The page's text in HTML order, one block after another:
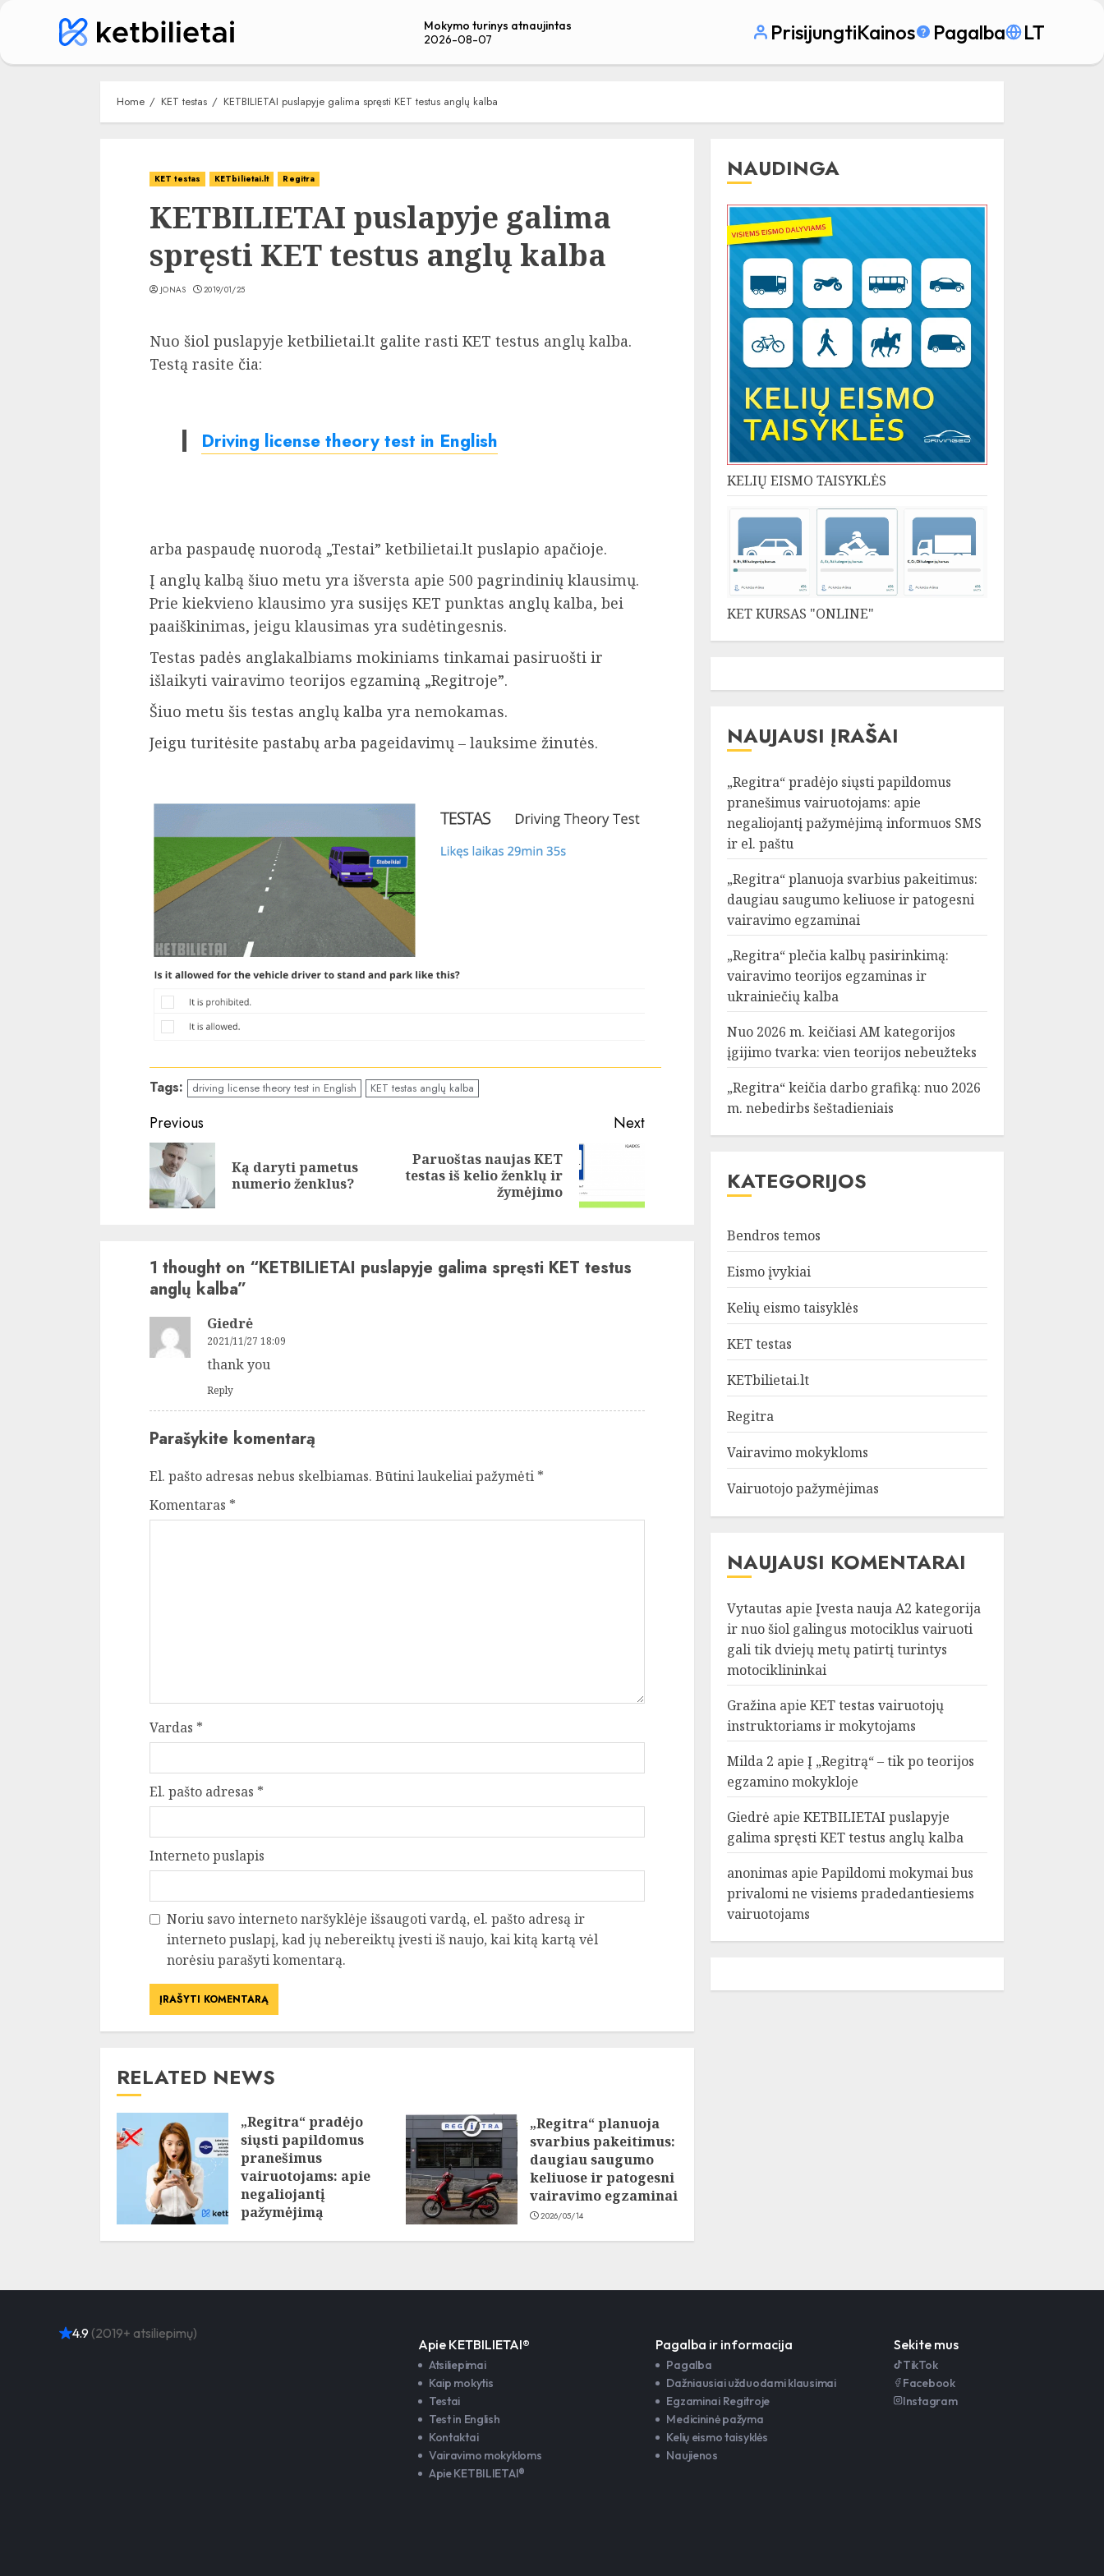
Mokymo turinys atnaujintas
2026-08-07
PrisijungtiKainos Pagalba LT
Home KET testas KETBILIETAI puslapyje galima spręsti KET testus anglų kalba
KET testas KETbilietai.lt Regitra
KETBILIETAI puslapyje galima
spręsti KET testus anglų kalba
JONAS 2019/01/25
Nuo šiol puslapyje ketbilietai.lt galite rasti KET testus anglų kalba.
Testą rasite čia:
Driving license theory test in English
arba paspaudę nuorodą „Testai” ketbilietai.lt puslapio apačioje.
Į anglų kalbą šiuo metu yra išversta apie 500 pagrindinių klausimų.
Prie kiekvieno klausimo yra susijęs KET punktas anglų kalba, bei
paaiškinimas, jeigu klausimas yra sudėtingesnis.
Testas padės anglakalbiams mokiniams tinkamai pasiruošti ir
išlaikyti vairavimo teorijos egzaminą „Regitroje”.
Šiuo metu šis testas anglų kalba yra nemokamas.
Jeigu turitėsite pastabų arba pageidavimų – lauksime žinutės.
Tags: driving license theory test in English KET testas anglų kalba
Continue
Reading
Previous
Previous
Ką daryti pametus
numerio ženklus?
Next
Next
Paruoštas naujas KET
testas iš kelio ženklų ir
žymėjimo
1 thought on “KETBILIETAI puslapyje galima spręsti KET testus
anglų kalba”
Giedrė
2021/11/27 18:09
thank you
Reply
Parašykite komentarą
El. pašto adresas nebus skelbiamas. Būtini laukeliai pažymėti *
Komentaras *
Vardas *
El. pašto adresas *
Interneto puslapis
Noriu savo interneto naršyklėje išsaugoti vardą, el. pašto adresą ir
interneto puslapį, kad jų nebereiktų įvesti iš naujo, kai kitą kartą vėl
norėsiu parašyti komentarą.
RELATED NEWS
„Regitra“ pradėjo
siųsti papildomus
pranešimus
vairuotojams: apie
negaliojantį
pažymėjimą
„Regitra“ planuoja
svarbius pakeitimus:
daugiau saugumo
keliuose ir patogesni
vairavimo egzaminai
2026/05/14
NAUDINGA
KELIŲ EISMO TAISYKLĖS
KET KURSAS "ONLINE"
NAUJAUSI ĮRAŠAI
„Regitra“ pradėjo siųsti papildomus
pranešimus vairuotojams: apie
negaliojantį pažymėjimą informuos SMS
ir el. paštu
„Regitra“ planuoja svarbius pakeitimus:
daugiau saugumo keliuose ir patogesni
vairavimo egzaminai
„Regitra“ plečia kalbų pasirinkimą:
vairavimo teorijos egzaminas ir
ukrainiečių kalba
Nuo 2026 m. keičiasi AM kategorijos
įgijimo tvarka: vien teorijos nebeužteks
„Regitra“ keičia darbo grafiką: nuo 2026
m. nebedirbs šeštadieniais
KATEGORIJOS
Bendros temos
Eismo įvykiai
Kelių eismo taisyklės
KET testas
KETbilietai.lt
Regitra
Vairavimo mokykloms
Vairuotojo pažymėjimas
NAUJAUSI KOMENTARAI
Vytautas apieĮvesta nauja A2 kategorija
ir nuo šiol galingus motociklus vairuoti
gali tik dviejų metų patirtį turintys
motociklininkai
Gražina apieKET testas vairuotojų
instruktoriams ir mokytojams
Milda 2 apieĮ „Regitrą“ – tik po teorijos
egzamino mokykloje
Giedrė apieKETBILIETAI puslapyje
galima spręsti KET testus anglų kalba
anonimas apiePapildomi mokymai bus
privalomi ne visiems pradedantiesiems
vairuotojams
4.9 (2019+ atsiliepimų)
Apie KETBILIETAI®
Atsiliepimai
Kaip mokytis
Testai
Test in English
Kontaktai
Vairavimo mokykloms
Apie KETBILIETAI®
Pagalba ir informacija
Pagalba
Dažniausiai užduodami klausimai
Egzaminai Regitroje
Medicininė pažyma
Kelių eismo taisyklės
Naujienos
Sekite mus
TikTok
Facebook
Instagram